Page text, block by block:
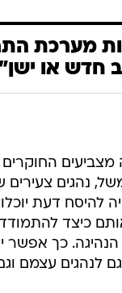
מערכת
חדש או ישן"
מצביעים
נהגים צעירים
להיסח דעת
כיצד
כך אפשר
לנהגים עצמם